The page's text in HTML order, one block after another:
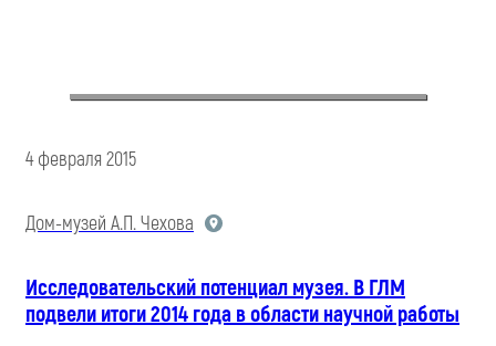
4 февраля 2015
Дом-музей А.П. Чехова
Исследовательский потенциал музея. В ГЛМ
подвели итоги 2014 года в области научной работы